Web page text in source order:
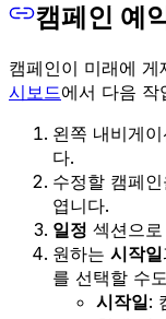
캠페인 예
캠페인이 미래에 게
시보드에서 다음 작
왼쪽 내비게
다.
수정할 캠페
엽니다.
일정 섹션으
원하는 시작일
를 선택할 수
시작일: